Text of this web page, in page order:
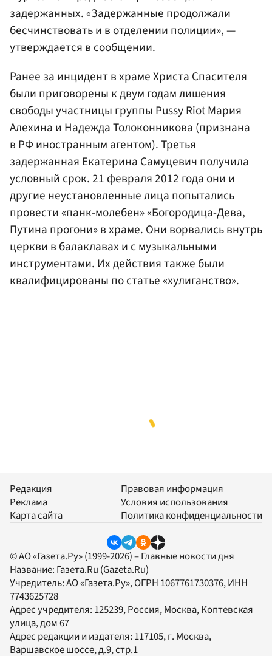
задержанных. «Задержанные продолжали
бесчинствовать и в отделении полиции», —
утверждается в сообщении.
Ранее за инцидент в храмеХриста Спасителя
были приговорены к двум годам лишения
свободы участницы группы Pussy RiotМария
АлехинаиНадежда Толоконникова(признана
в РФ иностранным агентом). Третья
задержанная Екатерина Самуцевич получила
условный срок. 21 февраля 2012 года они и
другие неустановленные лица попытались
провести «панк-молебен» «Богородица-Дева,
Путина прогони» в храме. Они ворвались внутрь
церкви в балаклавах и с музыкальными
инструментами. Их действия также были
квалифицированы по статье «хулиганство».
Редакция
Реклама
Карта сайта
Правовая информация
Условия использования
Политика конфиденциальности
© АО «Газета.Ру» (1999-2026) – Главные новости дня
Название: Газета.Ru (Gazeta.Ru)
Учредитель:АО «Газета.Ру», ОГРН 1067761730376, ИНН
7743625728
Адрес учредителя: 125239, Россия, Москва, Коптевская
улица, дом 67
Адрес редакции и издателя: 117105, г. Москва,
Варшавское шоссе, д.9, стр.1